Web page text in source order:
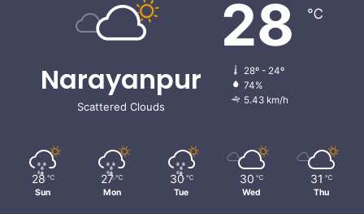
Narayanpur
Scattered Clouds
28 ℃
28º - 24º
74%
5.43 km/h
28 ℃
Sun
27 ℃
Mon
30 ℃
Tue
30 ℃
Wed
31 ℃
Thu